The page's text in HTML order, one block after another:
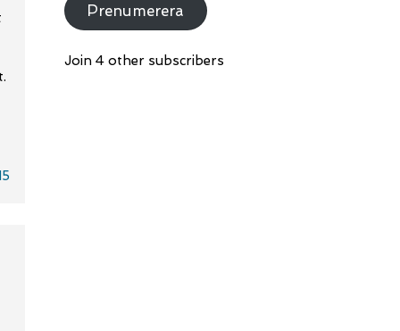
Prenumerera
Join 4 other subscribers